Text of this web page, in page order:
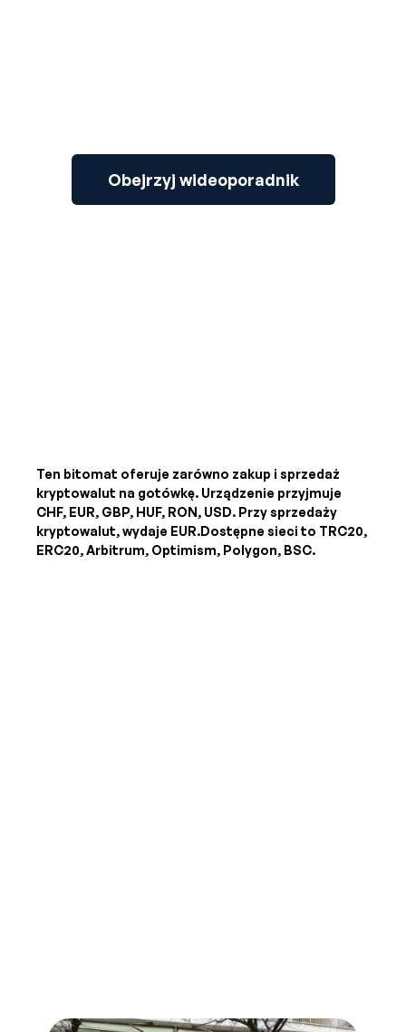
Obejrzyj wideoporadnik
Ten bitomat oferuje zarówno zakup i sprzedaż
kryptowalut na gotówkę. Urządzenie przyjmuje
CHF, EUR, GBP, HUF, RON, USD. Przy sprzedaży
kryptowalut, wydaje EUR.Dostępne sieci to TRC20,
ERC20, Arbitrum, Optimism, Polygon, BSC.